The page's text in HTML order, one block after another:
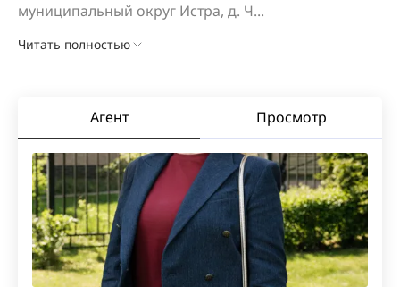
муниципальный округ Истра, д. Ч...
Читать полностью
Агент Просмотр